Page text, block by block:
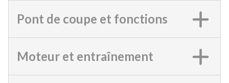
Pont de coupe et fonctions
Moteur et entraînement